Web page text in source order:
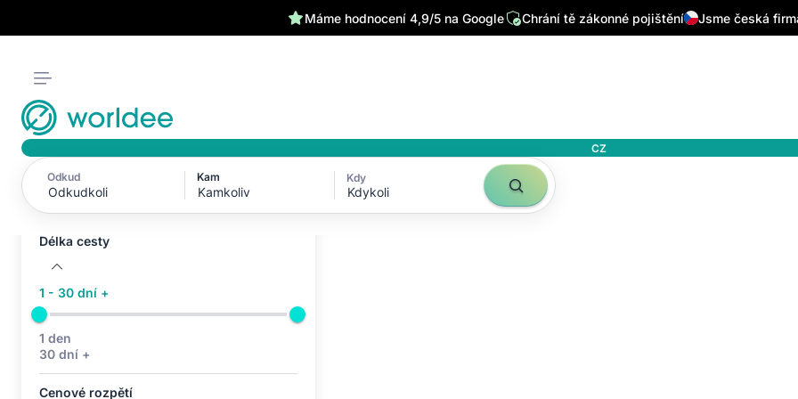
Máme hodnocení 4,9/5 na Google Chrání tě zákonné pojištění Jsme česká
CZ
Odkud Kam Kdy
Kdykoli
Aktivní filtry (0)
Žádné aktivní filtry
Délka cesty
1 - 30 dní +
1 den
30 dní +
Cenové rozpětí